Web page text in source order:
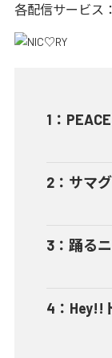
各配信サービス：
1 ： PEACE
2 ： サマ
3 ： 踊る
4 ： Hey!!